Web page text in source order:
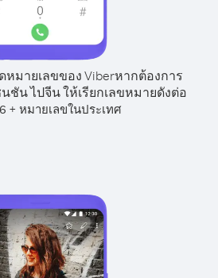
มายเลขของ Viberหากต้องการ
ชัน ไปจีน ให้เรียกเลขหมายดังต่อ
+ หมายเลขในประเทศ